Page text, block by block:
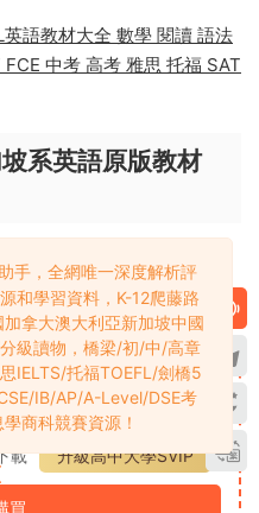
練習冊 百度網盤下載
中考 高考 雅思 托福 SAT
系英語原版教材
教材大全 新加坡數學奧數
Olympiad_Targeting
度網盤下載
手，全網唯一深度解析評
和學習資料，K-12爬藤路
拿大澳大利亞新加坡中國
級讀物，橋梁/初/中/高章
IELTS/托福TOEFL/劍橋5
IB/AP/A-Level/DSE考
商科競賽資源！